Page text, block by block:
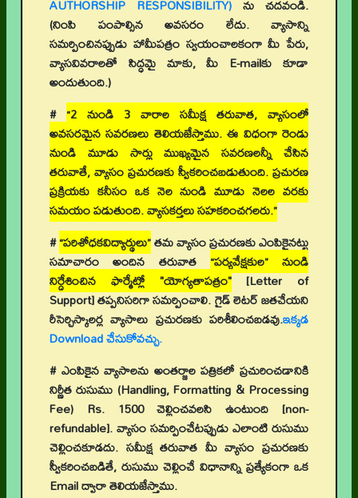
AUTHORSHIP RESPONSIBILITY) ను చదవండి.
(నింపి పంపాల్సిన అవసరం లేదు. వ్యాసాన్ని
సమర్పించినప్పుడు హామీపత్రం స్వయంచాలకంగా మీ పేరు,
వ్యాసవివరాలతో సిద్ధమై మాకు, మీ E-mailకు కూడా
అందుతుంది.)
# “2 నుండి 3 వారాల సమీక్ష తరువాత, వ్యాసంలో
అవసరమైన సవరణలు తెలియజేస్తాము. ఈ విధంగా రెండు
నుండి మూడు సార్లు ముఖ్యమైన సవరణలన్నీ చేసిన
తరువాతే, వ్యాసం ప్రచురణకు స్వీకరించబడుతుంది. ప్రచురణ
ప్రక్రియకు కనీసం ఒక నెల నుండి మూడు నెలల వరకు
సమయం పడుతుంది. వ్యాసకర్తలు సహకరించగలరు.”
#“పరిశోధకవిద్యార్థులు”తమ వ్యాసం ప్రచురణకు ఎంపికైనట్టు
సమాచారం అందిన తరువాత “పర్యవేక్షకుల” నుండి
నిర్దేశించిన ఫార్మేట్లో "యోగ్యతాపత్రం"[Letter of
Support]తప్పనిసరిగా సమర్పించాలి. గైడ్ లెటర్ జతచేయని
రీసెర్చిస్కాలర్ల వ్యాసాలు ప్రచురణకు పరిశీలించబడవు.ఇక్కడ
Download చేసుకోవచ్చు.
# ఎంపికైన వ్యాసాలను అంతర్జాల పత్రికలో ప్రచురించడానికి
నిర్ణీత రుసుము (Handling, Formatting & Processing
Fee) Rs. 1500 చెల్లించవలసి ఉంటుంది [non-
refundable]. వ్యాసం సమర్పించేటప్పుడు ఎలాంటి రుసుము
చెల్లించకూడదు. సమీక్ష తరువాత మీ వ్యాసం ప్రచురణకు
స్వీకరించబడితే, రుసుము చెల్లించే విధానాన్ని ప్రత్యేకంగా ఒక
Email ద్వారా తెలియజేస్తాము.